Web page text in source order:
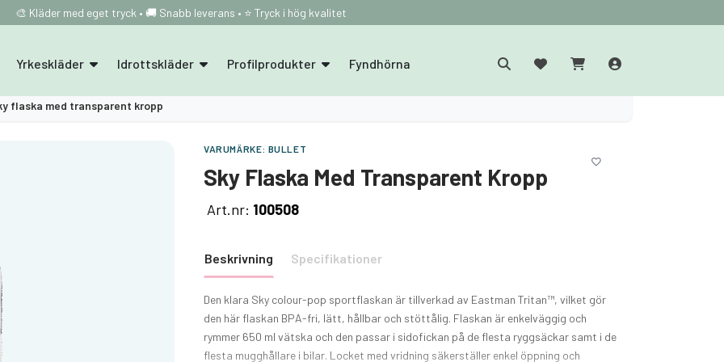
🎨 Kläder med eget tryck • 🚚 Snabb leverans • ⭐ Tryck i hög kvalitet
Yrkeskläder Idrottskläder Profilprodukter Fyndhörna
flaska med transparent kropp
VARUMÄRKE: BULLET
Sky Flaska Med Transparent Kropp
Art.nr: 100508
Beskrivning Specifikationer
Den klara Sky colour-pop sportflaskan är tillverkad av Eastman Tritan™, vilket gör
den här flaskan BPA-fri, lätt, hållbar och stöttålig. Flaskan är enkelväggig och
rymmer 650 ml vätska och den passar i sidofickan på de flesta ryggsäckar samt i de
flesta mugghållare i bilar. Locket med vridning säkerställer enkel öppning och